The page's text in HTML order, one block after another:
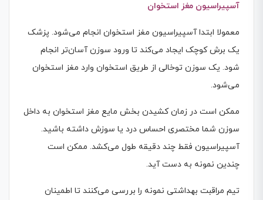
آسپیراسیون مغز استخوان
معمولا ابتدا آسپیراسیون مغز استخوان انجام می‌شود. پزشک
یک برش کوچک ایجاد می‌کند تا ورود سوزن آسان‌تر انجام
شود. یک سوزن توخالی از طریق استخوان وارد مغز استخوان
می‌شود.
ممکن است در زمان کشیدن بخش مایع مغز استخوان به داخل
سوزن شما مختصری احساس درد یا سوزش داشته باشید.
آسپیراسیون فقط چند دقیقه طول می‌کشد. ممکن است
چندین نمونه به دست آید.
تیم مراقبت بهداشتی نمونه را بررسی می‌کنند تا اطمینان